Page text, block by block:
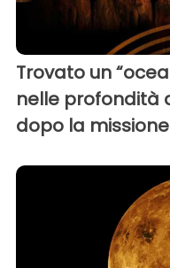
Trovato un
nelle profondità
dopo la missione